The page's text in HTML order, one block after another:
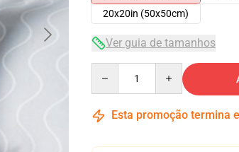
20x20in (50x50cm)
Ver guia de tamanhos
Esta promoção termina